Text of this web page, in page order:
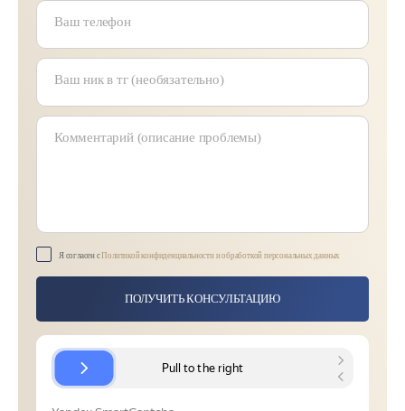
Ваш телефон
Ваш ник в тг (необязательно)
Комментарий (описание проблемы)
Я согласен сПолитикой конфиденциальности и обработкой персональных данных
ПОЛУЧИТЬ КОНСУЛЬТАЦИЮ